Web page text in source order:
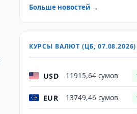
Больше новостей →
КУРСЫ ВАЛЮТ (ЦБ, 07.08.2026)
USD 11915,64 сумов
EUR 13749,46 сумов